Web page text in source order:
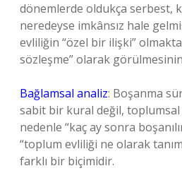
dönemlerde oldukça serbest,
neredeyse imkânsız hale
evliliğin “özel bir ilişki”
sözleşme” olarak
Bağlamsal analiz: Boşanma
sabit bir kural değil, toplumsal
nedenle “kaç ay sonra
“toplum evliliği ne olarak
farklı bir biçimidir.